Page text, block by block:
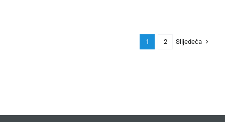
1 2 Slijedeća